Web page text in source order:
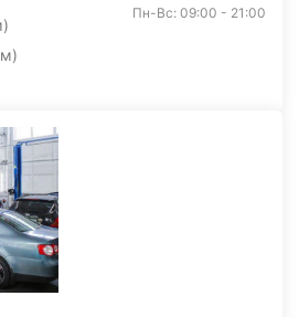
Пн-Вс: 09:00 - 21:00